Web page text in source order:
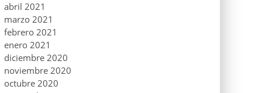
abril 2021
marzo 2021
febrero 2021
enero 2021
diciembre 2020
noviembre 2020
octubre 2020